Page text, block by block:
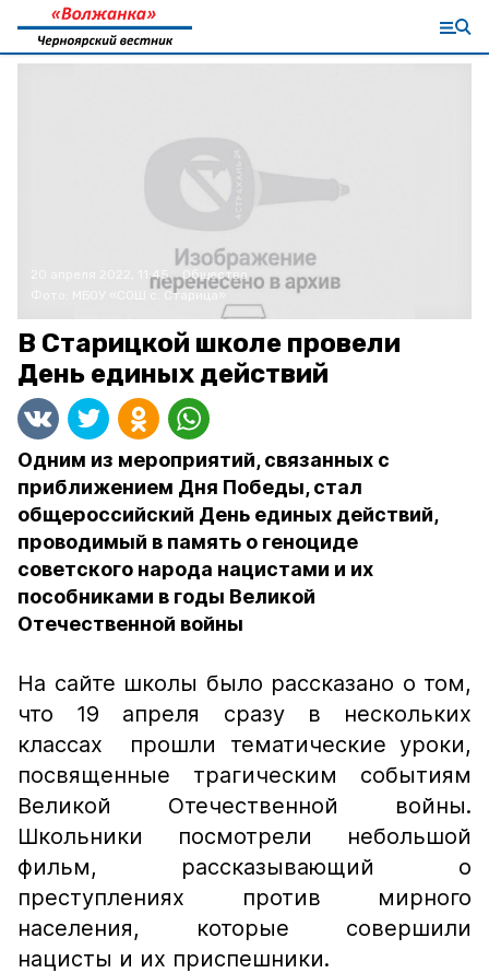
20 апреля 2022, 11:45
Общество
МБОУ «СОШ с. Старица»
В Старицкой школе провели
День единых действий
Одним из мероприятий, связанных с
приближением Дня Победы, стал
общероссийский День единых действий,
проводимый в память о геноциде
советского народа нацистами и их
пособниками в годы Великой
Отечественной войны
На сайте школы было рассказано о том,
что 19 апреля сразу в нескольких
классах прошли тематические уроки,
посвященные трагическим событиям
Великой Отечественной войны.
Школьники посмотрели небольшой
фильм, рассказывающий о
преступлениях против мирного
населения, которые совершили
нацисты и их приспешники.